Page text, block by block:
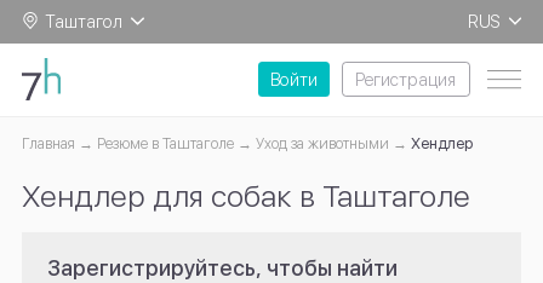
Таштагол
RUS
EN
Войти
Регистрация
Главная Резюме в Таштаголе Уход за животными Хендлер
Хендлер для собак в Таштаголе
Зарегистрируйтесь, чтобы найти